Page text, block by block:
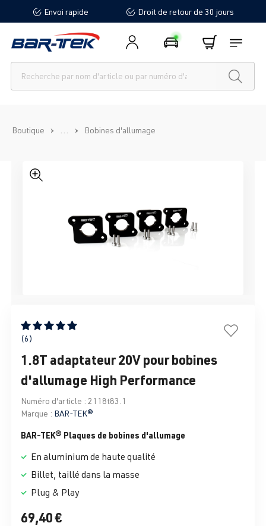
principalEnvoi rapide Droit de retour de 30 jours
Boutique ... Bobines d'allumage
Ignorer la galerie d'images
Note moyenne de 5 sur 5 étoiles
(6)
1.8T adaptateur 20V pour bobines
d'allumage High Performance
Numéro d'article : 2118t83.1
Marque : BAR-TEK®
BAR-TEK® Plaques de bobines d'allumage
En aluminium de haute qualité
Billet, taillé dans la masse
Plug & Play
69,40 €